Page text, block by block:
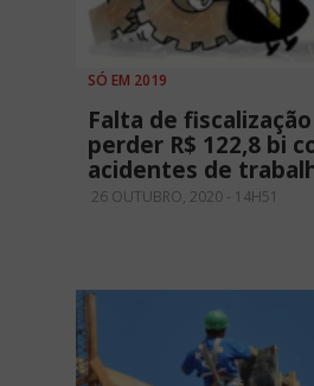
SÓ EM 2019
Falta de
perder R$ 122,8 bi
acidentes de
26 OUTUBRO, 2020 - 14H51